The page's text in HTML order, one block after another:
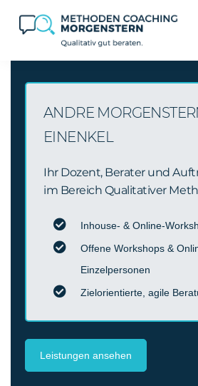
ANDRE
EINENKEL
Ihr Dozent, Berater und
im Bereich Qualitativer
Inhouse- & Online-
Offene Workshops &
Einzelpersonen
Zielorientierte, agile
Leistungen ansehen